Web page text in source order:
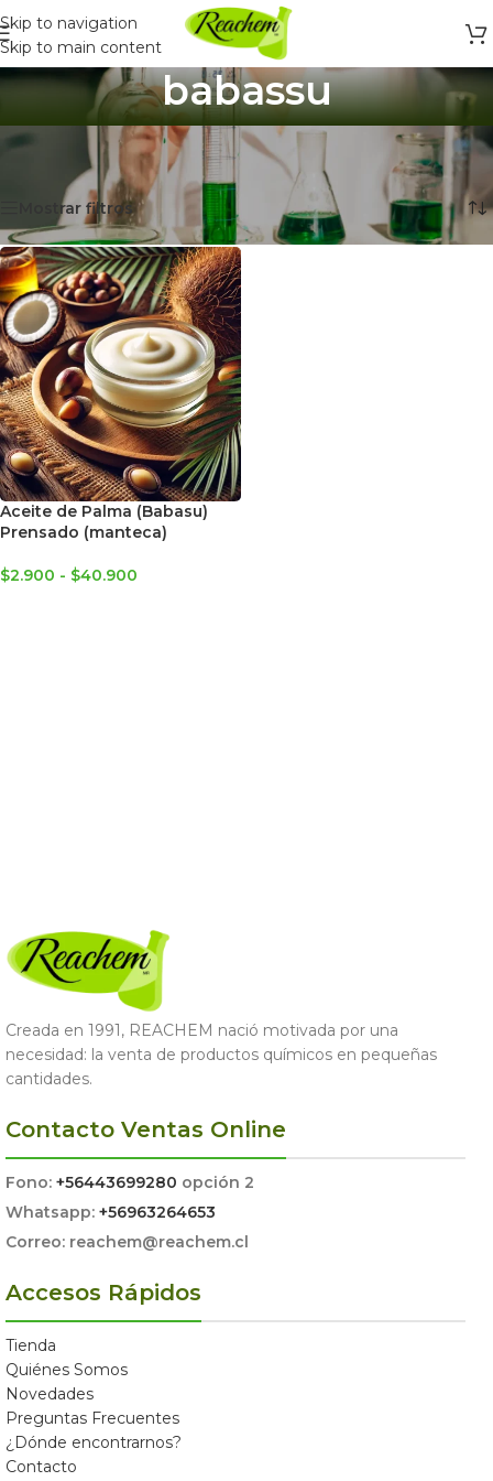
Skip to navigation
Skip to main content
babassu
Inicio
Productos etiquetados “babassu”
Mostrando el único resultado
Mostrar filtros
Aceite de Palma (Babasu)
Prensado (manteca)
$2.900 - $40.900
Creada en 1991, REACHEM nació motivada por una
necesidad: la venta de productos químicos en pequeñas
cantidades.
Contacto Ventas Online
Fono: +56443699280 opción 2
Whatsapp: +56963264653
Correo: reachem@reachem.cl
Accesos Rápidos
Tienda
Quiénes Somos
Novedades
Preguntas Frecuentes
¿Dónde encontrarnos?
Contacto